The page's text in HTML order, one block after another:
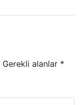
Gerekli alanlar *